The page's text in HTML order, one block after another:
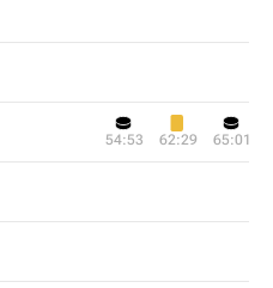
54:53 62:29 65:01